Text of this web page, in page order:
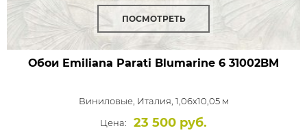
ПОСМОТРЕТЬ
Обои Emiliana Parati Blumarine 6 31002BM
Виниловые, Италия, 1,06x10,05 м
Цена:
23 500 руб.